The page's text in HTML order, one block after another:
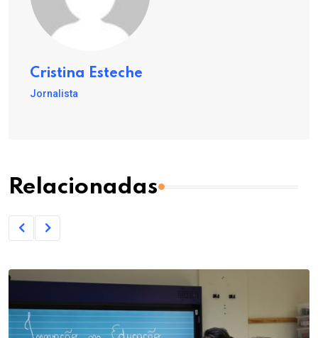
Cristina Esteche
Jornalista
Relacionadas